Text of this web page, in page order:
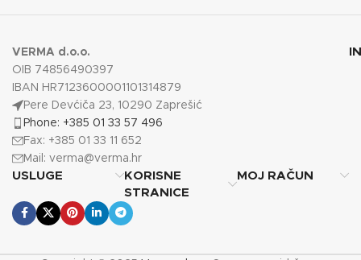
VERMA d.o.o.
OIB 74856490397
IBAN HR7123600001101314879
Pere Devćiča 23, 10290 Zaprešić
Phone: +385 01 33 57 496
Fax: +385 01 33 11 652
Mail: verma@verma.hr
USLUGE
KORISNE
STRANICE
MOJ RAČUN